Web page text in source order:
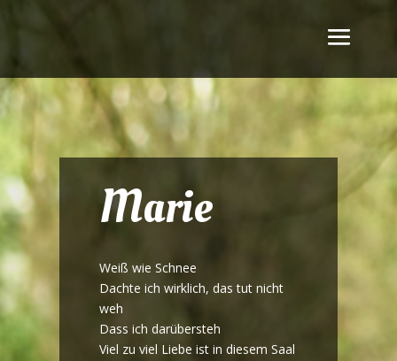
Marie
Weiß wie Schnee
Dachte ich wirklich, das tut nicht
weh
Dass ich darübersteh
Viel zu viel Liebe ist in diesem Saal